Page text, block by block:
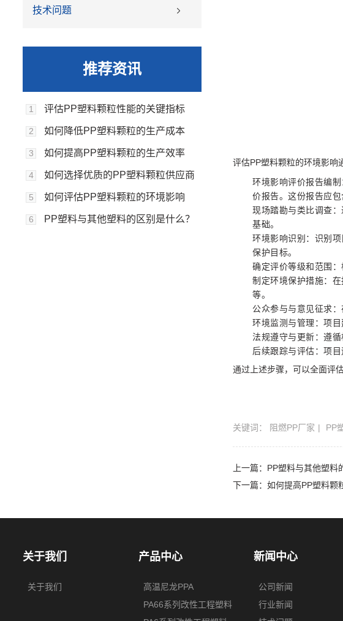
技术问题
推荐资讯
1 评估PP塑料颗粒性能的关键指标
2 如何降低PP塑料颗粒的生产成本
3 如何提高PP塑料颗粒的生产效率
4 如何选择优质的PP塑料颗粒供应商
5 如何评估PP塑料颗粒的环境影响
6 PP塑料与其他塑料的区别是什么？
评估PP塑料颗粒的环境影响
环境影响评价报告编
价报告。这份报告应
现场踏勘与类比调查
基础。
环境影响识别：识别
保护目标。
确定评价等级和范围
制定环境保护措施：
等。
公众参与与意见征求
环境监测与管理：项
法规遵守与更新：遵
后续跟踪与评估：项
通过上述步骤，可以全面评
关键词： 阻燃PP厂家 PP
上一篇： PP塑料与其他塑料
下一篇： 如何提高PP塑料颗
关于我们
关于我们
产品中心
高温尼龙PPA
PA66系列改性工程塑料
新闻中心
公司新闻
行业新闻